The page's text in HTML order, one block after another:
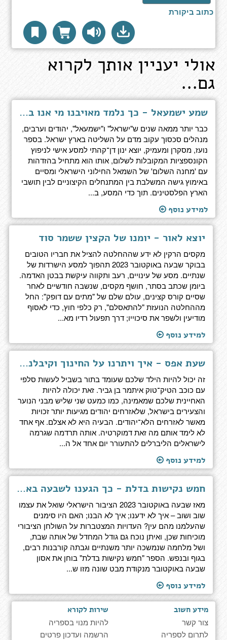
כתוב ביקורת
אולי יעניין אותך לקרוא
גם...
שמע ישמעאל - כך נלמד מאויבנו מי אנו באמת
כבר יותר ממאה שנים ש"ישראל" ו"ישמעאל", יהודים וערבים,
מנהלים סכסוך עקוב מדם על השליטה בארץ ישראל. בספר
נועז, מסקרן ומעמיק, יוצא ינון דן־קהתי למסע אישי לניפוץ
הקונספציות המקובלות לשלום, אותו הוא מתחיל בהזדהות
עם 'מחנה השלום' של השמאל החילוני הישראלי ומסיים
באימוץ גישה המשלבת בין המתנחלים הקיצוניים לבין תושבי
הארץ הפלסטינים. תוך כדי המסע, ב...
למידע נוסף
יוצא לאור - יומנו של הקצין ששמר סוד
מקסים הרקין לא ידע שההחלטה להציל את חבריו הטובים
בבוקר שבעה באוקטובר 2023 תהפוך למסע הישרדות של
שנתיים. מסע של עינויים, רעב ותקווה עיקשת בבטן האדמה.
ביומן שכתב בסתר, חושף מקסים, שנשבה חודשיים לאחר
שסיים קורס קצינים, עולם שלם של "מתים עם דופק": החל
מההחלטה הנועזת "להתאסלם", רק כלפי חוץ, כדי לאסוף
מודיעין ולשפר את סיכוייו; דרך תפעול רדיו מא...
למידע נוסף
שעת אפס - איך ויתרנו על החינוך וקיבלנו הפיכה משטרית, ואיך לתקן
זה יכול להיות הילד שלכם שעומד בתור בשביל לעשות סלפי
עם כוכב הטיק־טוק איתמר בן גביר. זאת יכולה להיות
האחיינית שלכם שמאמינה, כמו כמעט שני שליש מבני הנוער
והצעירים בישראל, שלאזרחים יהודים מגיעות יותר זכויות
מאשר לאזרחים הלא־יהודים. הבעיה היא לא אצלם. אף אחד
לא לימד אותם מה זאת דמוקרטיה. אותה תרדמה שגרמה
לישראלים הליברלים להתעורר יום אחד אל ה...
למידע נוסף
חמש נקישות בדלת - כך הגענו לשבעה באוקטובר
מאז שבעה באוקטובר 2023 הציבור הישראלי שואל את עצמו
שוב ושוב – איך לא ידענו; איך לא הבנו; האם היו סימנים
שהעלמנו מהם עין? העדויות המצטברות על השולחן הציבורי
מוכיחות שכן, ואיתן נוכח גם גודל המחדל של אותה שבת,
ושל מלחמה שנמשכה יותר משנתיים וגבתה קורבנות רבים,
בגוף ובנפש. הספר "חמש נקישות בדלת" בוחן את אסון
שבעה באוקטובר מנקודת מבט שונה מזו ש...
למידע נוסף
מידע חשוב
צור קשר
לתרום לספריה
שירות לקורא
להיות מנוי בספריה
הרשמה ועדכון פרטים